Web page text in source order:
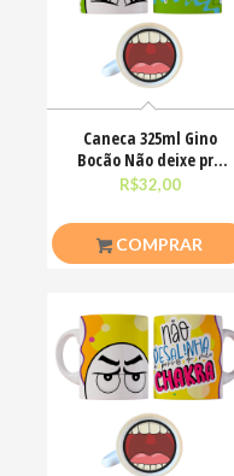
Caneca 325ml Gino
Bocão Não deixe pra
amanhã o foda-se que
R$32,00
COMPRAR